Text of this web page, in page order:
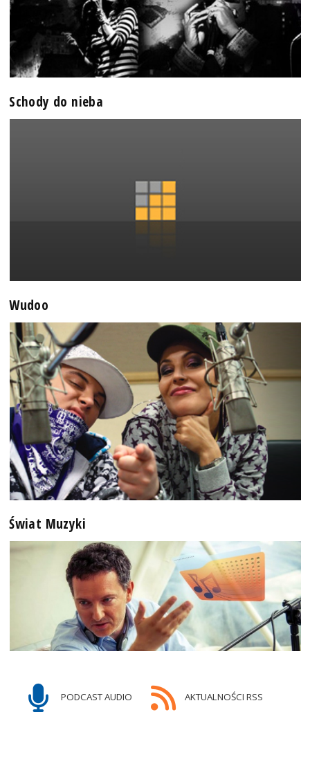
Schody do nieba
Wudoo
Świat Muzyki
PODCAST AUDIO AKTUALNOŚCI RSS